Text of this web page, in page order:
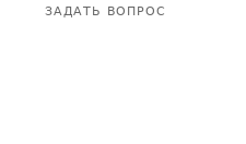
ЗАДАТЬ ВОПРОС